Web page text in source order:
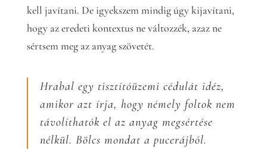
kell javítani. De igyekszem mindig úgy kijavítani,
hogy az eredeti kontextus ne változzék, azaz ne
sértsem meg az anyag szövetét.
Hrabal egy tisztítóüzemi cédulát idéz,
amikor azt írja, hogy némely foltok nem
távolíthatók el az anyag megsértése
nélkül. Bölcs mondat a pucerájból.